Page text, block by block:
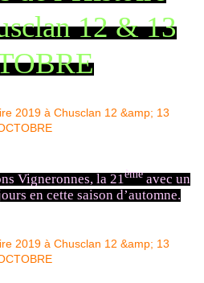
12 & 13
Vigneronnes, la 21èmeavec un
en cette saison d’automne.